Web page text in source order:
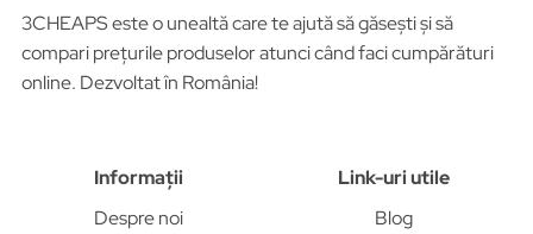
3CHEAPS este o unealtă care te ajută să găsești și să
compari prețurile produselor atunci când faci cumpărături
online. Dezvoltat în România!
Informații
Despre noi
Link-uri utile
Blog